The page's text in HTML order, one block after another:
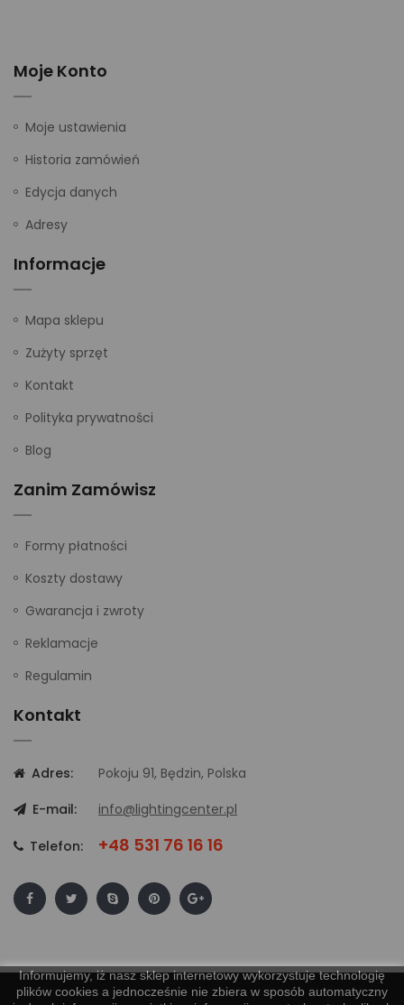
Informujemy, iż nasz sklep internetowy wykorzystuje technologię
plików cookies a jednocześnie nie zbiera w sposób automatyczny
Moje Konto
Moje ustawienia
Historia zamówień
Edycja danych
Adresy
Informacje
Mapa sklepu
Zużyty sprzęt
Kontakt
Polityka prywatności
Blog
Zanim Zamówisz
Formy płatności
Koszty dostawy
Gwarancja i zwroty
Reklamacje
Regulamin
Kontakt
Adres:
Pokoju 91, Będzin, Polska
E-mail:
info@lightingcenter.pl
Telefon: +48 531 76 16 16